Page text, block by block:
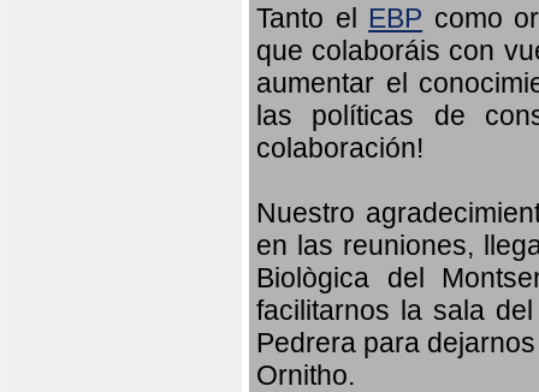
Tanto el EBP como
que colaboráis con
aumentar el
las políticas de
colaboración!
Nuestro
en las reuniones,
Biològica del
facilitarnos la sala
Pedrera para
Ornitho.